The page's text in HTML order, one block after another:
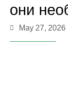
они
May 27, 2026